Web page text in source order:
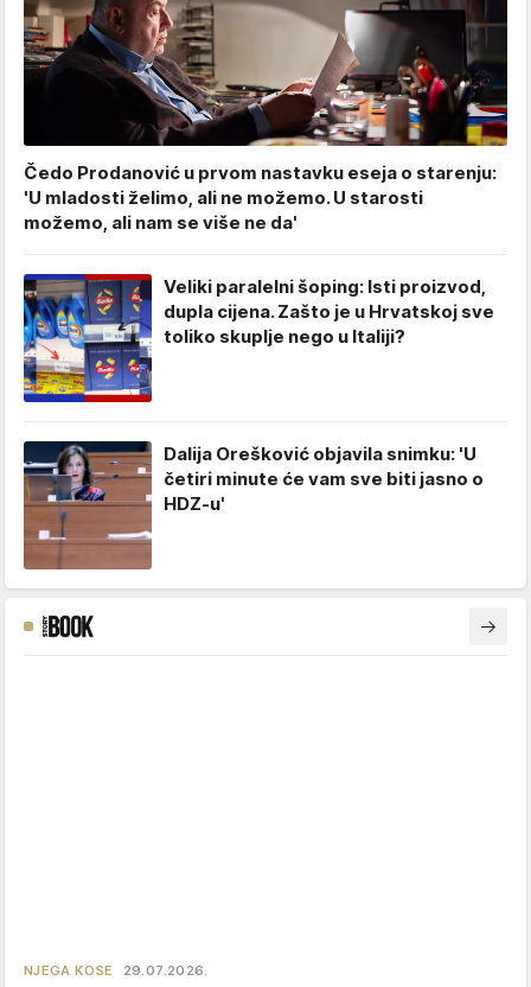
Čedo Prodanović u prvom nastavku eseja o starenju:
'U mladosti želimo, ali ne možemo. U starosti
možemo, ali nam se više ne da'
Veliki paralelni šoping: Isti proizvod,
dupla cijena. Zašto je u Hrvatskoj sve
toliko skuplje nego u Italiji?
Dalija Orešković objavila snimku: 'U
četiri minute će vam sve biti jasno o
HDZ-u'
NJEGA KOSE 29.07.2026.